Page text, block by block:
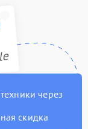
через
скидка